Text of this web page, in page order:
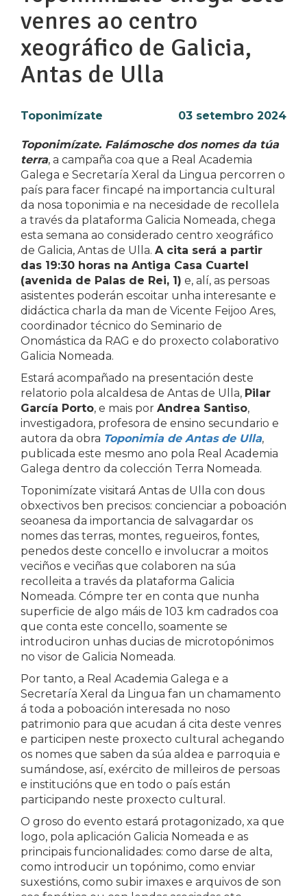
venres ao centro
xeográfico de Galicia,
Antas de Ulla
03 setembro 2024
Toponimízate
Toponimízate. Falámosche dos nomes da túa
terra, a campaña coa que a Real Academia
Galega e Secretaría Xeral da Lingua percorren o
país para facer fincapé na importancia cultural
da nosa toponimia e na necesidade de recollela
a través da plataforma Galicia Nomeada, chega
esta semana ao considerado centro xeográfico
de Galicia, Antas de Ulla. A cita será a partir
das 19:30 horas na Antiga Casa Cuartel
(avenida de Palas de Rei, 1) e, alí, as persoas
asistentes poderán escoitar unha interesante e
didáctica charla da man de Vicente Feijoo Ares,
coordinador técnico do Seminario de
Onomástica da RAG e do proxecto colaborativo
Galicia Nomeada.
Estará acompañado na presentación deste
relatorio pola alcaldesa de Antas de Ulla, Pilar
García Porto, e mais por Andrea Santiso,
investigadora, profesora de ensino secundario e
autora da obra Toponimia de Antas de Ulla,
publicada este mesmo ano pola Real Academia
Galega dentro da colección Terra Nomeada.
Toponimízate visitará Antas de Ulla con dous
obxectivos ben precisos: concienciar a poboación
seoanesa da importancia de salvagardar os
nomes das terras, montes, regueiros, fontes,
penedos deste concello e involucrar a moitos
veciños e veciñas que colaboren na súa
recolleita a través da plataforma Galicia
Nomeada. Cómpre ter en conta que nunha
superficie de algo máis de 103 km cadrados coa
que conta este concello, soamente se
introduciron unhas ducias de microtopónimos
no visor de Galicia Nomeada.
Por tanto, a Real Academia Galega e a
Secretaría Xeral da Lingua fan un chamamento
á toda a poboación interesada no noso
patrimonio para que acudan á cita deste venres
e participen neste proxecto cultural achegando
os nomes que saben da súa aldea e parroquia e
sumándose, así, exército de milleiros de persoas
e institucións que en todo o país están
participando neste proxecto cultural.
O groso do evento estará protagonizado, xa que
logo, pola aplicación Galicia Nomeada e as
principais funcionalidades: como darse de alta,
como introducir un topónimo, como enviar
suxestións, como subir imaxes e arquivos de son